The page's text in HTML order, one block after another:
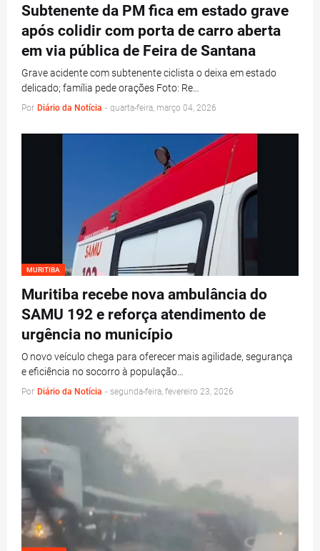
Subtenente da PM fica em estado grave
após colidir com porta de carro aberta
em via pública de Feira de Santana
Grave acidente com subtenente ciclista o deixa em estado
delicado; família pede orações Foto: Re…
Por Diário da Notícia - quarta-feira, março 04, 2026
MURITIBA
Muritiba recebe nova ambulância do
SAMU 192 e reforça atendimento de
urgência no município
O novo veículo chega para oferecer mais agilidade, segurança
e eficiência no socorro à população…
Por Diário da Notícia - segunda-feira, fevereiro 23, 2026